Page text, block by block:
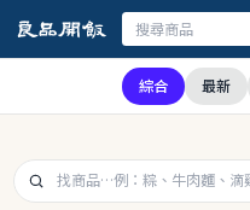
商均未採用問題油品，請安心購
綜合 最新